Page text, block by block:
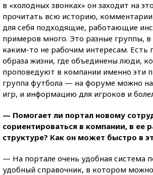
в «холодных звонках» он заходит на
прочитать всю историю, комментарии
для себя подходящие, работающие
примеров много. Это разные группы,
каким-то не рабочим интересам. Есть
образа жизни, где объединены люди,
проповедуют в компании именно эти
группа футбола — на форуме можно
игр, и информацию для игроков и
— Помогает ли портал новому
сориентироваться в компании, в ее
структуре? Как он может быстро в
— На портале очень удобная система
удобный справочник, в котором